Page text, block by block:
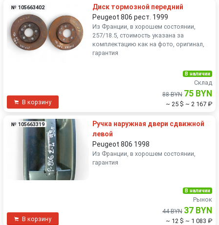
№ 105663402
Диск тормозной передний
Peugeot 806 рест. 1999
Из Франции, в хорошем состоянии,
257/18.5, стоимость указана за
комплектацию как на фото, оригинал,
гарантия
В корзину
В наличии
Склад
88 BYN 75 BYN
~ 25 $ ~ 2 167 ₽
№ 105663319
Ручка наружная двери сдвижной
левой
Peugeot 806 1998
Из Франции, в хорошем состоянии,
гарантия
В корзину
В наличии
Рынок
44 BYN 37 BYN
~ 12 $ ~ 1 083 ₽